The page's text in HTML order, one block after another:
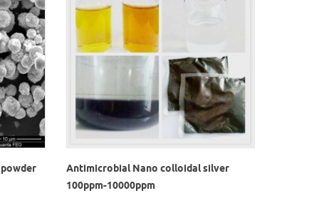
Antimicrobial Nano colloidal silver
100ppm-10000ppm